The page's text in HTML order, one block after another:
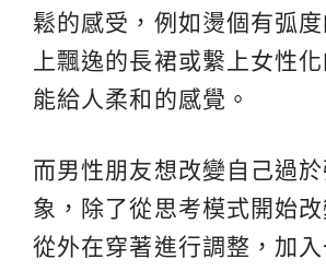
鬆的感受，例如燙個有弧
上飄逸的長裙或繫上女性
能給人柔和的感覺。
而男性朋友想改變自己過
象，除了從思考模式開始
從外在穿著進行調整，加